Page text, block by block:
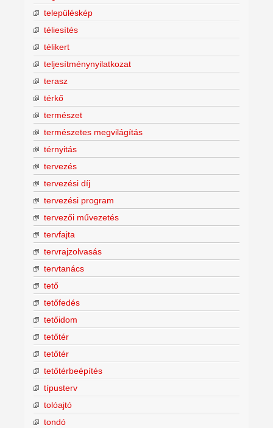
településkép
téliesítés
télikert
teljesítménynyilatkozat
terasz
térkő
természet
természetes megvilágítás
térnyitás
tervezés
tervezési díj
tervezési program
tervezői művezetés
tervfajta
tervrajzolvasás
tervtanács
tető
tetőfedés
tetőidom
tetőtér
tetőtér
tetőtérbeépítés
típusterv
tolóajtó
tondó